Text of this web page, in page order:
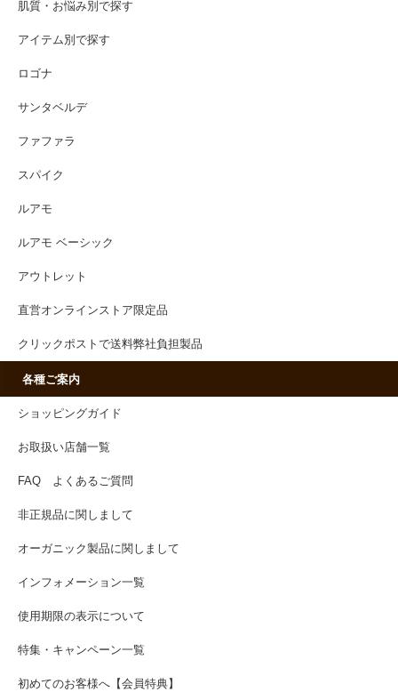
肌質・お悩み別で探す
アイテム別で探す
ロゴナ
サンタベルデ
ファファラ
スパイク
ルアモ
ルアモ ベーシック
アウトレット
直営オンラインストア限定品
クリックポストで送料弊社負担製品
各種ご案内
ショッピングガイド
お取扱い店舗一覧
FAQ よくあるご質問
非正規品に関しまして
オーガニック製品に関しまして
インフォメーション一覧
使用期限の表示について
特集・キャンペーン一覧
初めてのお客様へ【会員特典】